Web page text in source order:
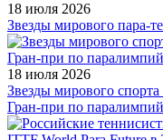
18 июля 2026
Звезды мирового пара-
18 июля 2026
Звезды мирового спорта
Гран-при по